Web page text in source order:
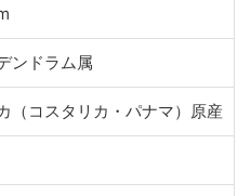
ンドラム属
（コスタリカ・パナマ）原産